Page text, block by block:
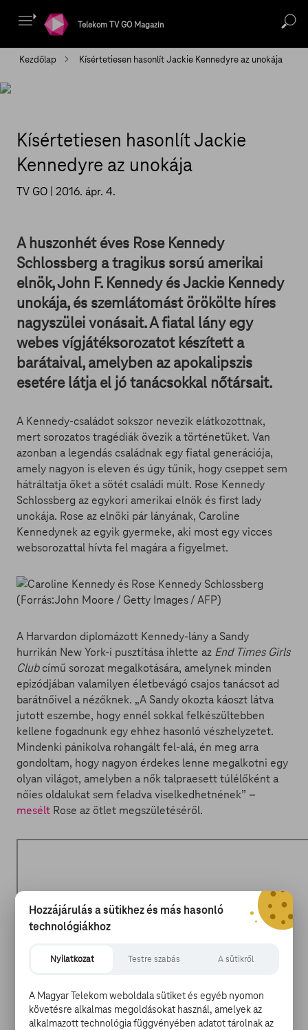
Telekom TV GO Magazin
Kezdőlap Kísértetiesen hasonlít Jackie Kennedyre az unokája
Kísértetiesen hasonlít Jackie
Kennedyre az unokája
TV GO | 2016. ápr. 4.
A huszonhét éves Rose Kennedy
Schlossberg a tragikus sorsú amerikai
elnök, John F. Kennedy és Jackie Kennedy
unokája, és szemlátomást örökölte híres
nagyszülei vonásait. A fiatal lány egy
webes vígjátéksorozatot készített a
barátaival, amelyben az apokalipszis
esetére látja el jó tanácsokkal nőtársait.
A Kennedy-családot sokszor nevezik elátkozottnak,
mert sorozatos tragédiák övezik a történetüket. Van
azonban a legendás családnak egy fiatal generációja,
amely nagyon is eleven és úgy tűnik, hogy cseppet sem
hátráltatja őket a sötét családi múlt. Rose Kennedy
Schlossberg az egykori amerikai elnök és first lady
unokája. Rose az elnöki pár lányának, Caroline
Kennedynek az egyik gyermeke, aki most egy vicces
websorozattal hívta fel magára a figyelmet.
A Harvardon diplomázott Kennedy-lány a Sandy
hurrikán New York-i pusztítása ihlette az End Times Girls
Clubcímű sorozat megalkotására, amelynek minden
epizódjában valamilyen életbevágó csajos tanácsot ad
barátnőivel a nézőknek. „A Sandy okozta káoszt látva
jutott eszembe, hogy ennél sokkal felkészültebben
kellene fogadnunk egy ehhez hasonló vészhelyzetet.
Mindenki pánikolva rohangált fel-alá, én meg arra
gondoltam, hogy nagyon érdekes lenne megalkotni egy
olyan világot, amelyben a nők talpraesett túlélőként a
nőies oldalukat sem feladva viselkedhetnének” –
mesélt Rose az ötlet megszületéséről.
Hozzájárulás a sütikhez és más hasonló
technológiákhoz
Nyilatkozat Testre szabás A sütikről
A Magyar Telekom weboldala sütiket és egyéb nyomon
követésre alkalmas megoldásokat használ, amelyek az
alkalmazott technológia függvényében adatot tárolnak az